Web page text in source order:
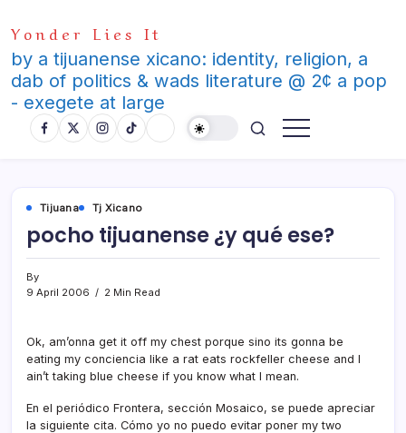
to
content
Yonder Lies It
by a tijuanense xicano: identity, religion, a
dab of politics & wads literature @ 2¢ a pop
- exegete at large
Tijuana Tj Xicano
pocho tijuanense ¿y qué ese?
By
9 April 2006
2 Min Read
Ok, am’onna get it off my chest porque sino its gonna be
eating my conciencia like a rat eats rockfeller cheese and I
ain’t taking blue cheese if you know what I mean.
En el periódico Frontera, sección Mosaico, se puede apreciar
la siguiente cita. Cómo yo no puedo evitar poner my two